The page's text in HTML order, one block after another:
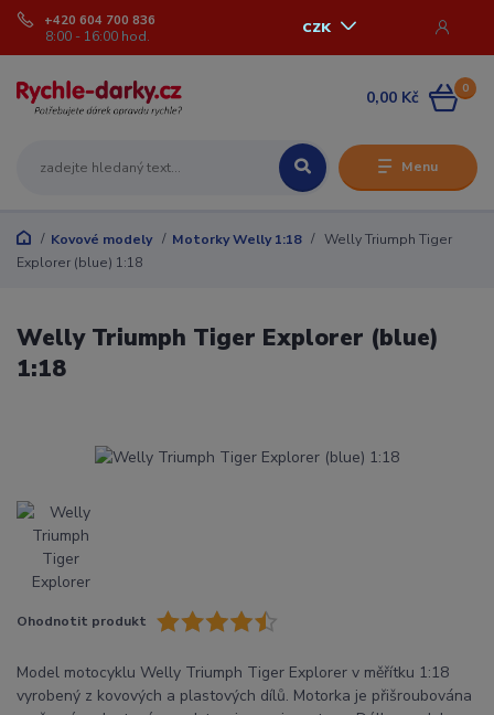
Menu
CZK
+420 604 700 836
8:00 - 16:00 hod.
0
0,00 Kč
Kovové modely Motorky Welly 1:18
Welly Triumph Tiger
Explorer (blue) 1:18
Welly Triumph Tiger Explorer (blue)
1:18
Ohodnotit produkt
Model motocyklu Welly Triumph Tiger Explorer v měřítku 1:18
vyrobený z kovových a plastových dílů. Motorka je přišroubována